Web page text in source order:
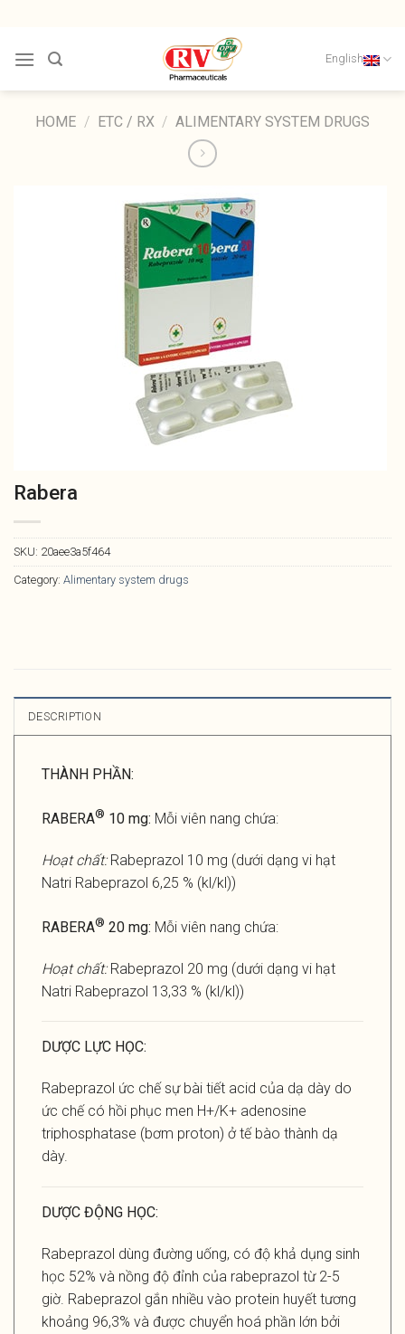
content
English
HOME / ETC / RX / ALIMENTARY SYSTEM DRUGS
Rabera
SKU: 20aee3a5f464
Category: Alimentary system drugs
DESCRIPTION
THÀNH PHẦN:
RABERA® 10 mg: Mỗi viên nang chứa:
Hoạt chất:Rabeprazol 10 mg (dưới dạng vi hạt
Natri Rabeprazol 6,25 % (kl/kl))
RABERA® 20 mg: Mỗi viên nang chứa:
Hoạt chất:Rabeprazol 20 mg (dưới dạng vi hạt
Natri Rabeprazol 13,33 % (kl/kl))
DƯỢC LỰC HỌC:
Rabeprazol ức chế sự bài tiết acid của dạ dày do
ức chế có hồi phục men H+/K+ adenosine
triphosphatase (bơm proton) ở tế bào thành dạ
dày.
DƯỢC ĐỘNG HỌC:
Rabeprazol dùng đường uống, có độ khả dụng sinh
học 52% và nồng độ đỉnh của rabeprazol từ 2-5
giờ. Rabeprazol gắn nhiều vào protein huyết tương
khoảng 96,3% và được chuyển hoá phần lớn bởi